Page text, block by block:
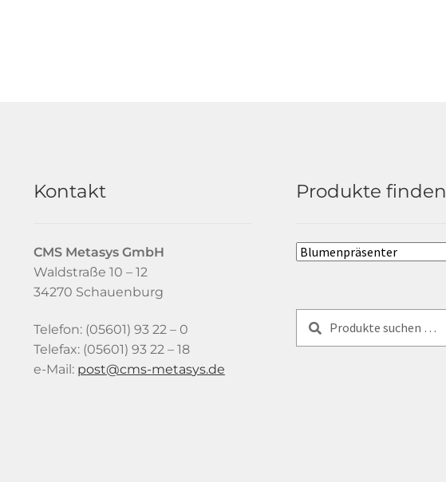
Kontakt
CMS Metasys GmbH
Waldstraße 10 – 12
34270 Schauenburg
Telefon: (05601) 93 22 – 0
Telefax: (05601) 93 22 – 18
e-Mail:
ed.sy
satem
-smc@
tsop
Produkte finden
Suchen
nach:
Suchen